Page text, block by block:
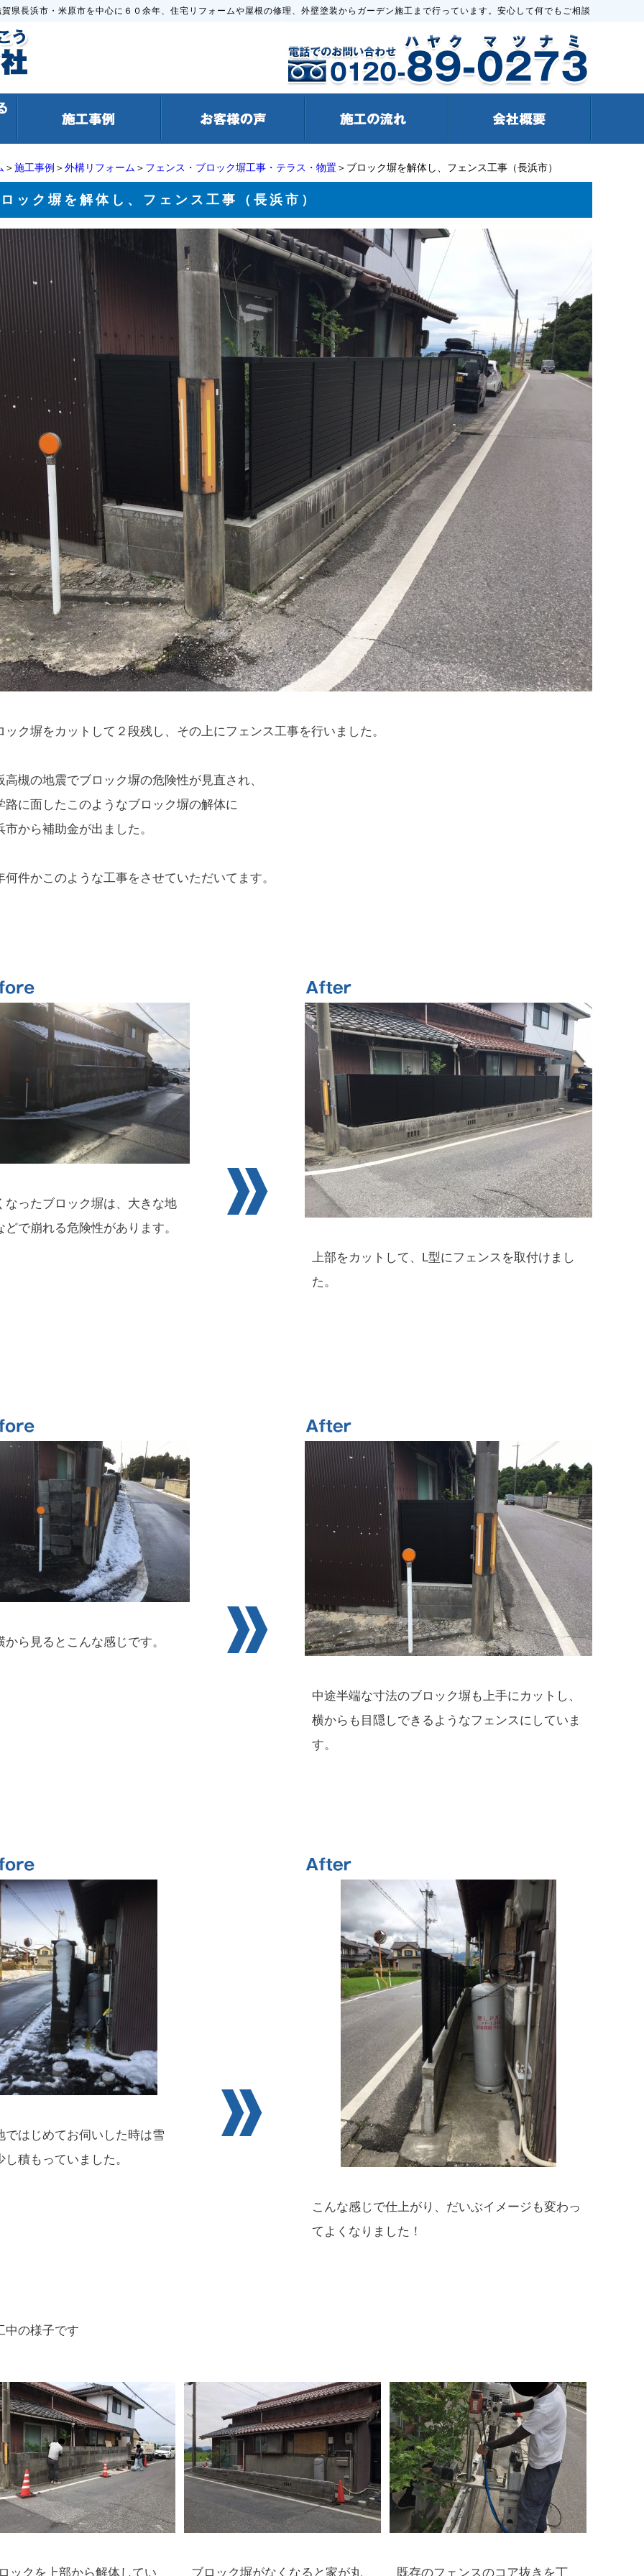
県長浜市・米原市を中心に６０余年、住宅リフォームや屋根の修理、外壁塗装からガーデン施工まで行っています。安心して何でもご相談
＞施工事例 ＞外構リフォーム ＞ フェンス・ブロック塀工事・テラス・物置＞ブロック塀を解体し、フェンス工事（長浜市）
ック塀を解体し、フェンス工事（長浜市）
ック塀をカットして２段残し、その上にフェンス工事を行いました。
高槻の地震でブロック塀の危険性が見直され、
路に面したこのようなブロック塀の解体に
市から補助金が出ました。
何件かこのような工事をさせていただいてます。
なったブロック塀は、大きな地
どで崩れる危険性があります。
上部をカットして、L型にフェンスを取付けまし
た。
から見るとこんな感じです。
中途半端な寸法のブロック塀も上手にカットし、
横からも目隠しできるようなフェンスにしていま
す。
ではじめてお伺いした時は雪
し積もっていました。
中の様子です
こんな感じで仕上がり、だいぶイメージも変わっ
てよくなりました！
ックを上部から解体してい ブロック塀がなくなると家が丸 既存のフェンスのコア抜きを丁